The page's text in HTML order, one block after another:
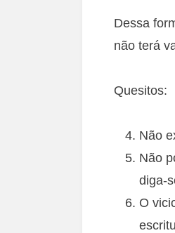
Dessa
não terá
Quesitos:
Não
Não
diga-
O